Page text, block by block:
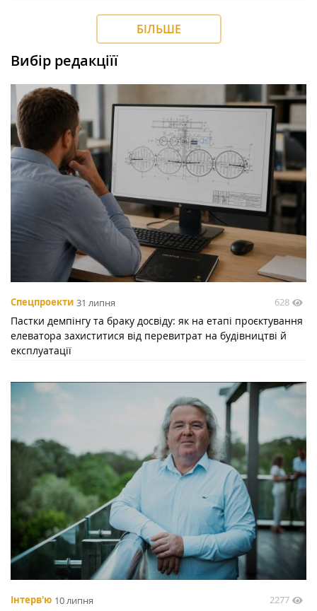
БІЛЬШЕ
Вибір редакціїї
Спецпроекти 31 липня 628
Пастки демпінгу та браку досвіду: як на етапі проєктування
елеватора захиститися від перевитрат на будівництві й
експлуатації
Інтерв'ю 10 липня 2277